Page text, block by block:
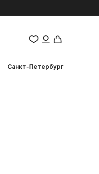
Санкт-Петербург